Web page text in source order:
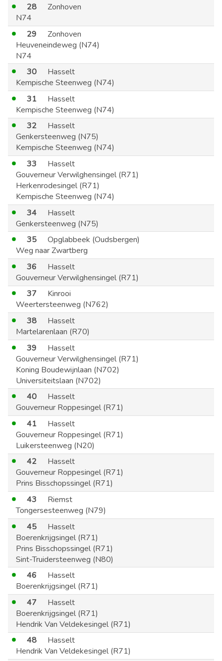
28
Zonhoven
N74
29
Zonhoven
Heuveneindeweg (N74)
N74
30
Hasselt
Kempische Steenweg (N74)
31
Hasselt
Kempische Steenweg (N74)
32
Hasselt
Genkersteenweg (N75)
Kempische Steenweg (N74)
33
Hasselt
Gouverneur Verwilghensingel (R71)
Herkenrodesingel (R71)
Kempische Steenweg (N74)
34
Hasselt
Genkersteenweg (N75)
35
Opglabbeek (Oudsbergen)
Weg naar Zwartberg
36
Hasselt
Gouverneur Verwilghensingel (R71)
37
Kinrooi
Weertersteenweg (N762)
38
Hasselt
Martelarenlaan (R70)
39
Hasselt
Gouverneur Verwilghensingel (R71)
Koning Boudewijnlaan (N702)
Universiteitslaan (N702)
40
Hasselt
Gouverneur Roppesingel (R71)
41
Hasselt
Gouverneur Roppesingel (R71)
Luikersteenweg (N20)
42
Hasselt
Gouverneur Roppesingel (R71)
Prins Bisschopssingel (R71)
43
Riemst
Tongersesteenweg (N79)
45
Hasselt
Boerenkrijgsingel (R71)
Prins Bisschopssingel (R71)
Sint-Truidersteenweg (N80)
46
Hasselt
Boerenkrijgsingel (R71)
47
Hasselt
Boerenkrijgsingel (R71)
Hendrik Van Veldekesingel (R71)
48
Hasselt
Hendrik Van Veldekesingel (R71)